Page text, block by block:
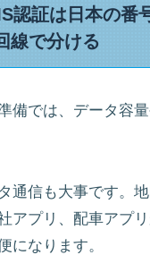
認証は日本の番
線で分ける
備では、データ容
通信も大事です。
アプリ、配車アプリ
になります。